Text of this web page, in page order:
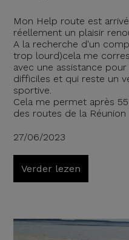
Mon Help route est
réellement un plaisir
A la recherche d'un
trop lourd)cela me
avec une assistance
difficiles et qui reste un
sportive.
Cela me permet après
des routes de la Réunion
27/06/2023
Verder lezen